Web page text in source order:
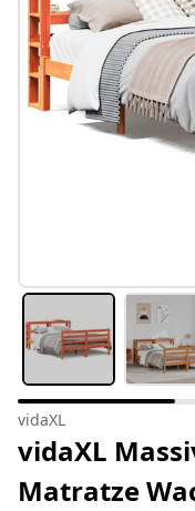
vidaXL
vidaXL
Matratze